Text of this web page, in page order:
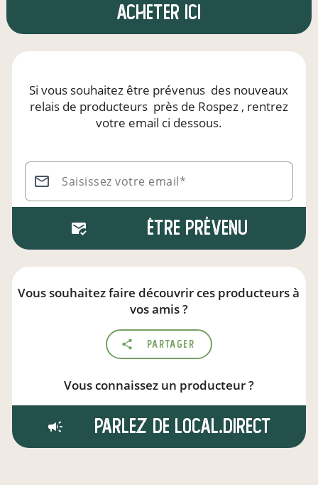
Acheter ici
Si vous souhaitez être prévenus des nouveaux
relais de producteurs près de Rospez, rentrez
votre email ci dessous.
Saisissez votre email*
Être prévenu
Vous souhaitez faire découvrir ces producteurs à
vos amis ?
Partager
Vous connaissez un producteur ?
Parlez de local.direct